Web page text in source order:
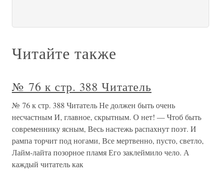
Читайте также
№ 76 к стр. 388 Читатель
№ 76 к стр. 388 Читатель Не должен быть очень
несчастным И, главное, скрытным. О нет! — Чтоб быть
современнику ясным, Весь настежь распахнут поэт. И
рампа торчит под ногами, Все мертвенно, пусто, светло,
Лайм-лайта позорное пламя Его заклеймило чело. А
каждый читатель как